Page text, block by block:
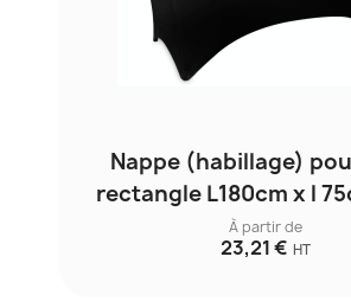
Nappe (habillage)
rectangle L180cm x l
À partir de
23,21 € HT